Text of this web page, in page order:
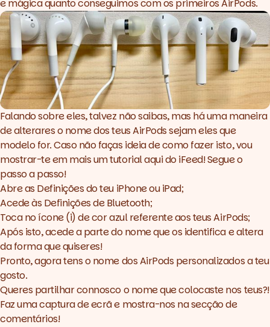
e mágica quanto conseguimos com os primeiros AirPods.
Falando sobre eles, talvez não saibas, mas há uma maneira
de alterares o nome dos teus AirPods sejam eles que
modelo for. Caso não faças ideia de como fazer isto, vou
mostrar-te em mais um tutorial aqui do iFeed! Segue o
passo a passo!
Abre as Definições do teu iPhone ou iPad;
Acede às Definições de Bluetooth;
Toca no ícone (i) de cor azul referente aos teus AirPods;
Após isto, acede a parte do nome que os identifica e altera
da forma que quiseres!
Pronto, agora tens o nome dos AirPods personalizados a teu
gosto.
Queres partilhar connosco o nome que colocaste nos teus?!
Faz uma captura de ecrã e mostra-nos na secção de
comentários!